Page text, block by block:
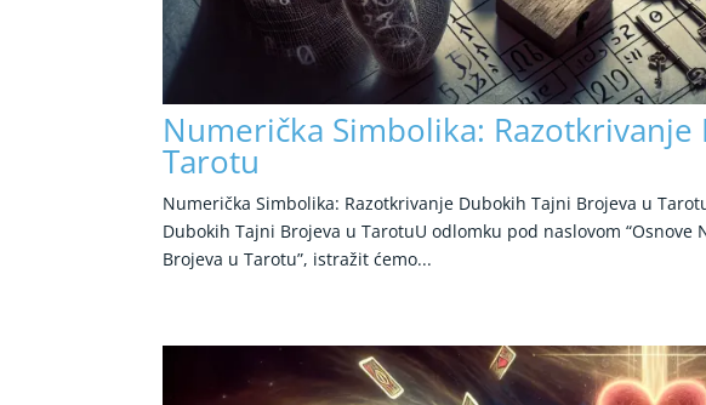
Numerička Simbolika:
Tarotu
Numerička Simbolika: Razotkrivanje Dubokih Tajni Brojeva u
Dubokih Tajni Brojeva u TarotuU odlomku pod naslovom
Brojeva u Tarotu”, istražit ćemo...